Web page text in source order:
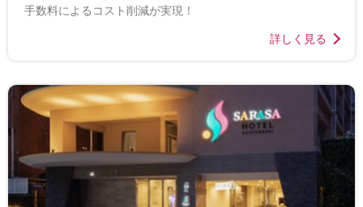
手数料によるコスト削減が実現！
詳しく見る